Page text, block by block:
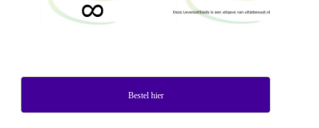
Bestel hier